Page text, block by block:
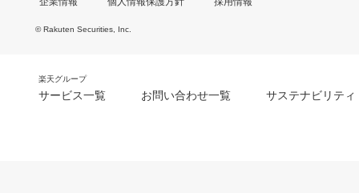
© Rakuten Securities, Inc.
楽天グループ
サービス一覧 お問い合わせ一覧 サステナビリティ